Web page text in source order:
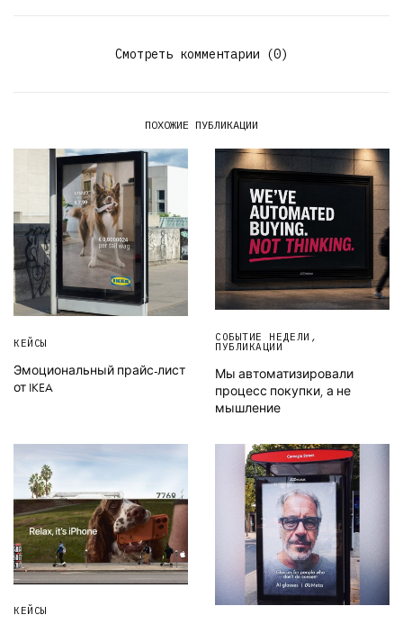
Смотреть комментарии (0)
ПОХОЖИЕ ПУБЛИКАЦИИ
КЕЙСЫ
Эмоциональный прайс-лист
от IKEA
СОБЫТИЕ НЕДЕЛИ ,
ПУБЛИКАЦИИ
Мы автоматизировали
процесс покупки, а не
мышление
КЕЙСЫ